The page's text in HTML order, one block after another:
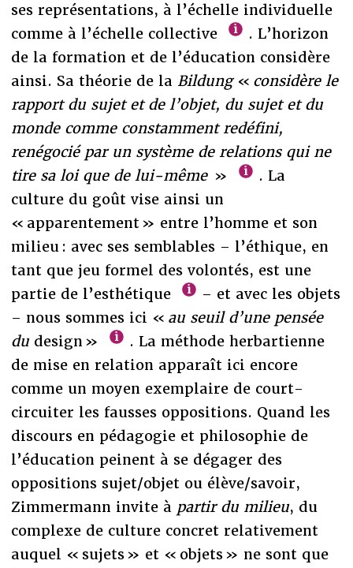
ses représentations, à l’échelle individuelle
comme à l’échelle collective
. L’horizon
de la formation et de l’éducation considère
ainsi. Sa théorie de la Bildung« considère le
rapport du sujet et de l’objet, du sujet et du
monde comme constamment redéfini,
renégocié par un système de relations qui ne
tire sa loi que de lui-même »
. La
culture du goût vise ainsi un
« apparentement » entre l’homme et son
milieu : avec ses semblables – l’éthique, en
tant que jeu formel des volontés, est une
partie de l’esthétique
– et avec les objets
– nous sommes ici « au seuil d’une pensée
du design »
. La méthode herbartienne
de mise en relation apparaît ici encore
comme un moyen exemplaire de court-
circuiter les fausses oppositions. Quand les
discours en pédagogie et philosophie de
l’éducation peinent à se dégager des
oppositions sujet/objet ou élève/savoir,
Zimmermann invite à partir du milieu, du
complexe de culture concret relativement
auquel « sujets » et « objets » ne sont que